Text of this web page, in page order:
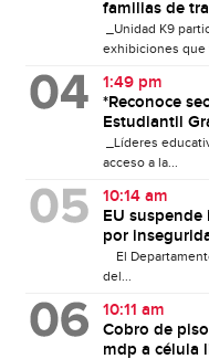
familias de
_Unidad K9
exhibiciones que
1:49 pm
*Reconoce
Estudiantil
_Líderes
acceso a la...
10:14 am
EU
por
El
del...
10:11 am
Cobro de
mdp a célula